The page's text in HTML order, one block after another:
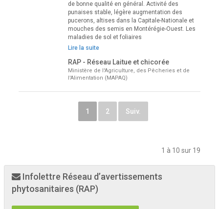
de bonne qualité en général. Activité des
punaises stable, légère augmentation des
pucerons, altises dans la Capitale-Nationale et
mouches des semis en Montérégie-Ouest. Les
maladies de sol et foliaires
Lire la suite
RAP - Réseau Laitue et chicorée
Ministère de l'Agriculture, des Pêcheries et de
l'Alimentation (MAPAQ)
1 2 Suiv.
1 à 10 sur 19
Infolettre Réseau d’avertissements
phytosanitaires (RAP)